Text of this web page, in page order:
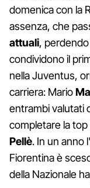
domenica con la
assenza, che
attuali, perdendo
condividono il
nella Juventus,
carriera: Mario
entrambi valutati
completare la
Pellè. In un anno
Fiorentina è
della Nazionale